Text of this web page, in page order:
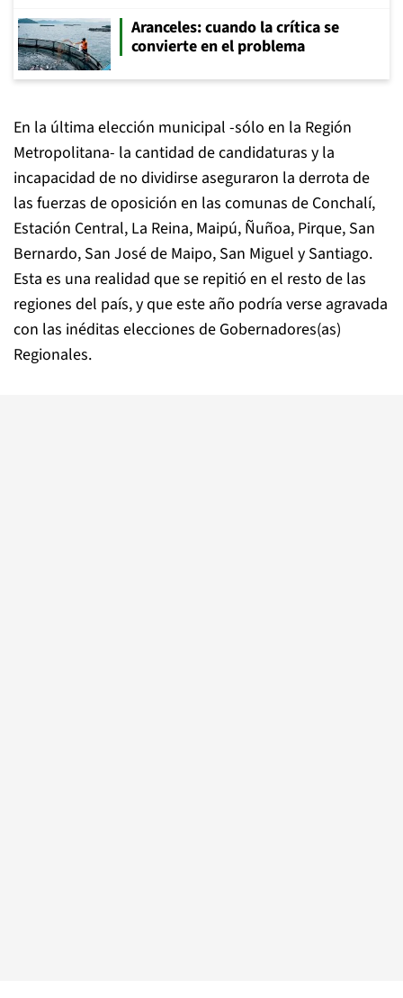
Aranceles: cuando la crítica se
convierte en el problema
En la última elección municipal -sólo en la Región
Metropolitana- la cantidad de candidaturas y la
incapacidad de no dividirse aseguraron la derrota de
las fuerzas de oposición en las comunas de Conchalí,
Estación Central, La Reina, Maipú, Ñuñoa, Pirque, San
Bernardo, San José de Maipo, San Miguel y Santiago.
Esta es una realidad que se repitió en el resto de las
regiones del país, y que este año podría verse agravada
con las inéditas elecciones de Gobernadores(as)
Regionales.